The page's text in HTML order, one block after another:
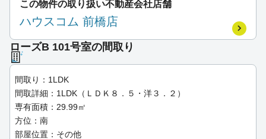
この物件の取り扱い不動産会社店舗
ハウスコム 前橋店
ローズB 101号室の間取り
間取り：1LDK
間取詳細：1LDK（ＬＤＫ８．５・洋３．２）
専有面積：29.99㎡
方位：南
部屋位置：その他